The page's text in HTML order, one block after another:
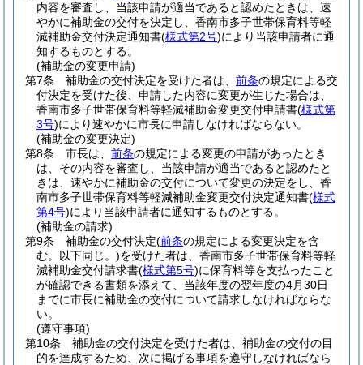
内容を審査し、当該申請が適当であると認めたときは、速
やかに補助金の交付を決定し、香南市多子世帯保育料等軽
減補助金交付決定通知書(様式第2号)により当該申請者に通
知するものとする。
(補助金の変更申請)
第7条
補助金の交付決定を受けた者は、 前条の規定による交
付決定を受けた後、申請した内容に変更が生じた場合は、
香南市多子世帯保育料等軽減補助金変更交付申請書(様式第
3号)により速やかに市長に申請しなければならない。
(補助金の変更決定)
第8条
市長は、 前条の規定による変更の申請があったとき
は、その内容を審査し、当該申請が適当であると認めたと
きは、速やかに補助金の交付について変更の決定をし、香
南市多子世帯保育料等軽減補助金変更交付決定通知書(様式
第4号)により当該申請者に通知するものとする。
(補助金の請求)
第9条
補助金の交付決定(前条の規定による変更決定を含
む。以下同じ。)を受けた者は、香南市多子世帯保育料等軽
減補助金交付請求書(様式第5号)に保育料等を支払ったこと
が確認できる書類を添えて、当該年度の翌年度の4月30日
までに市長に補助金の交付について請求しなければならな
い。
(遵守事項)
第10条
補助金の交付決定を受けた者は、補助金の交付の目
的を達成するため、次に掲げる事項を遵守しなければなら